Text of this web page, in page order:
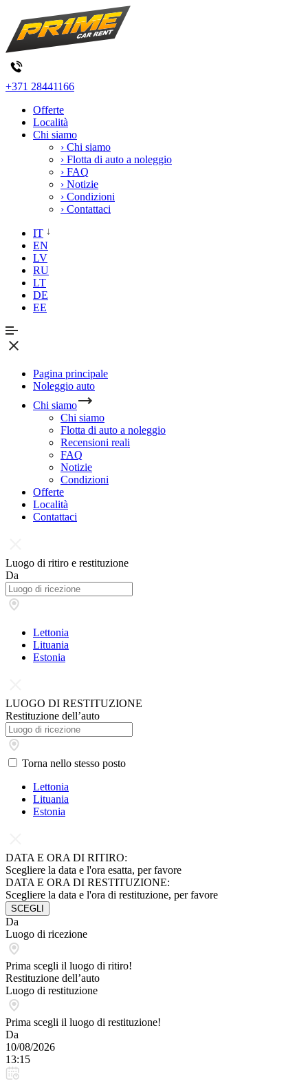
+371 28441166
Offerte
Località
Chi siamo
› Chi siamo
› Flotta di auto a noleggio
› FAQ
› Notizie
› Condizioni
› Contattaci
IT
EN
LV
RU
LT
DE
EE
Pagina principale
Noleggio auto
Chi siamo
Chi siamo
Flotta di auto a noleggio
Recensioni reali
FAQ
Notizie
Condizioni
Offerte
Località
Contattaci
Luogo di ritiro e restituzione
Da
Lettonia
Lituania
Estonia
LUOGO DI RESTITUZIONE
Restituzione dell’auto
Torna nello stesso posto
Lettonia
Lituania
Estonia
DATA E ORA DI RITIRO:
Scegliere la data e l'ora esatta, per favore
DATA E ORA DI RESTITUZIONE:
Scegliere la data e l'ora di restituzione, per favore
SCEGLI
Da
Luogo di ricezione
Prima scegli il luogo di ritiro!
Restituzione dell’auto
Luogo di restituzione
Prima scegli il luogo di restituzione!
Da
10/08/2026
13:15